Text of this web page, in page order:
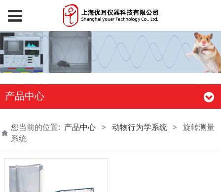
产品中心
您当前的位置: 产品中心 > 动物行为学系统 >
旋转测量
系统